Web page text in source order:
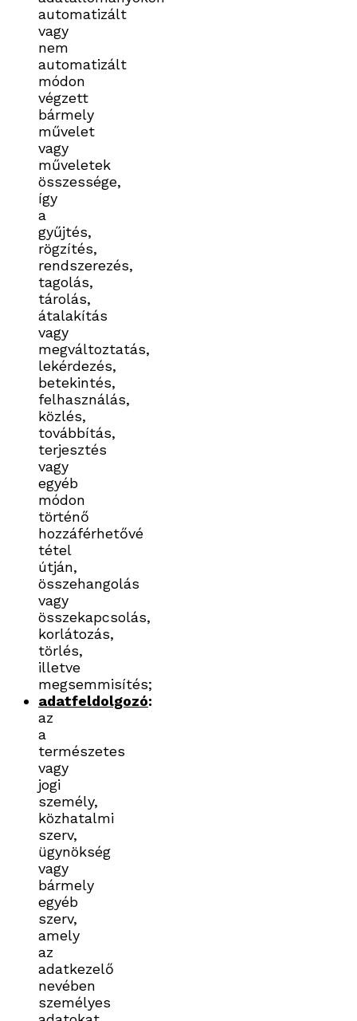
automatizált
vagy
nem
automatizált
módon
végzett
bármely
művelet
vagy
műveletek
összessége,
így
a
gyűjtés,
rögzítés,
rendszerezés,
tagolás,
tárolás,
átalakítás
vagy
megváltoztatás,
lekérdezés,
betekintés,
felhasználás,
közlés,
továbbítás,
terjesztés
vagy
egyéb
módon
történő
hozzáférhetővé
tétel
útján,
összehangolás
vagy
összekapcsolás,
korlátozás,
törlés,
illetve
megsemmisítés;
adatfeldolgozó:
az
a
természetes
vagy
jogi
személy,
közhatalmi
szerv,
ügynökség
vagy
bármely
egyéb
szerv,
amely
az
adatkezelő
nevében
személyes